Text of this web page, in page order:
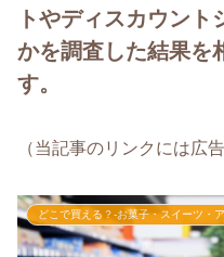
トやディスカウン
かを調査した結果を
す。
（当記事のリンクには広
どこで買える？-お菓子・スイーツ・